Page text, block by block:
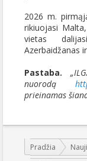
2026 m.
rikiuojasi
vietas
Azerbaidžanas
Pastaba.
nuorodą
prieinamas
Jūs esate čia:
Pradžia